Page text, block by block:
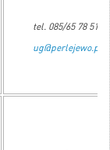
tel. 085/65 78 515
ug@perlejewo.pl